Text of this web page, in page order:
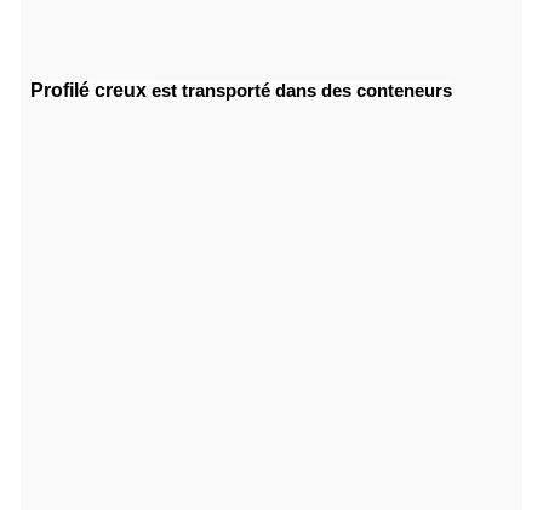
Profilé creux est transporté dans des conteneurs